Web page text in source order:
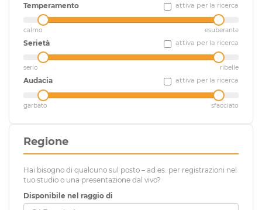
Temperamento attiva per la ricerca
calmo esuberante
Serietà attiva per la ricerca
serio ribelle
Audacia attiva per la ricerca
garbato sfacciato
Regione
Hai bisogno di qualcuno sul posto – ad es. per registrazioni nel
tuo studio o una presentazione dal vivo?
Disponibile nel raggio di